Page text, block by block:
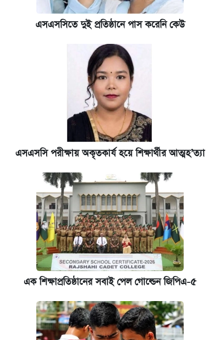
আজকের বাজারে স্বর্ণের দাম (৬ আগস্ট)
আজকের বাজারে স্বর্ণের দাম (৪ আগস্ট)
রাষ্ট্রবিরোধী কর্মকাণ্ড: ঢাবির কয়েকজন শিক্ষকের
এসএসসিতে দুই প্রতিষ্ঠানে পাস করেনি কেউ
এসএসসি পরীক্ষায় অকৃতকার্য হয়ে শিক্ষার্থীর আত্মহ’ত্যা
এক শিক্ষাপ্রতিষ্ঠানের সবাই পেল গোল্ডেন জিপিএ-৫